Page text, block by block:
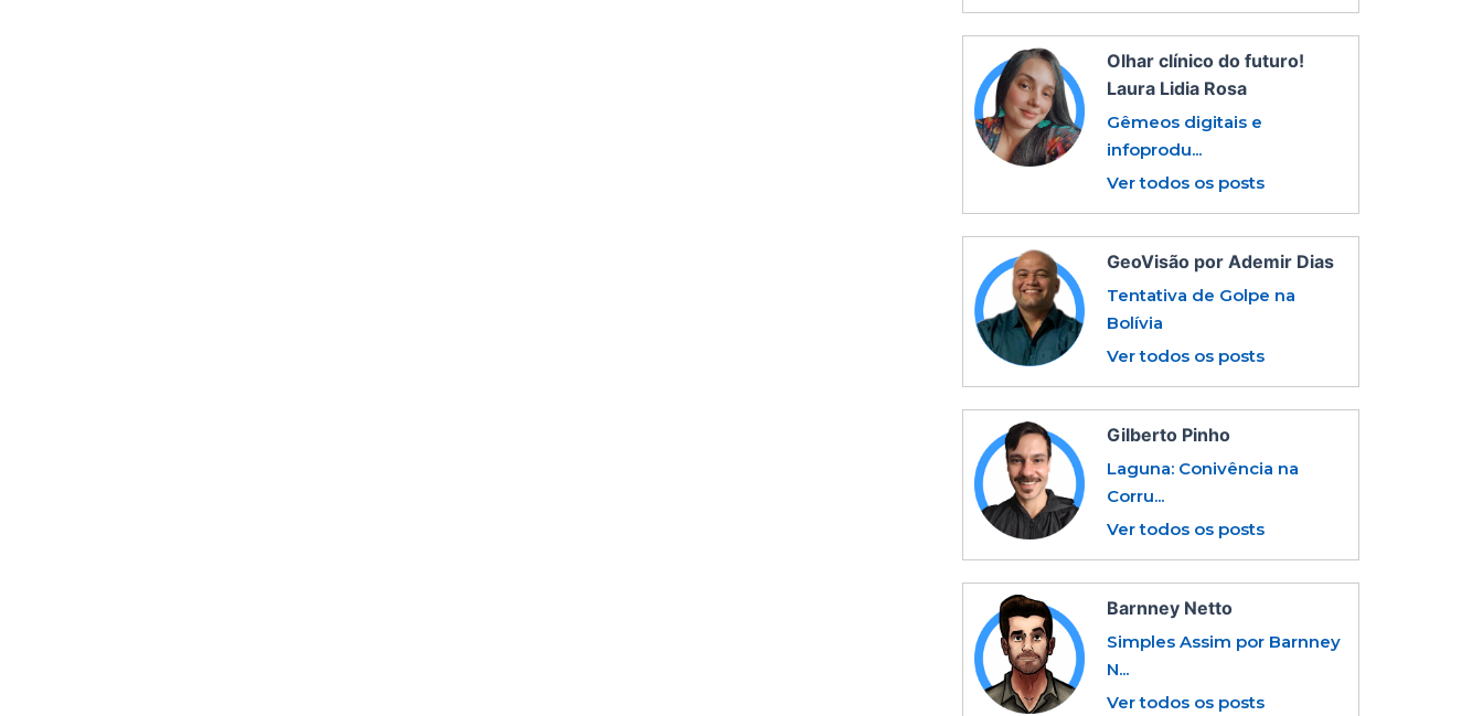
Olhar clínico do futuro!
Laura Lidia Rosa
Gêmeos digitais e
infoprodu...
Ver todos os posts
GeoVisão por Ademir Dias
Tentativa de Golpe na
Bolívia
Ver todos os posts
Gilberto Pinho
Laguna: Conivência na
Corru...
Ver todos os posts
Barnney Netto
Simples Assim por Barnney
N...
Ver todos os posts